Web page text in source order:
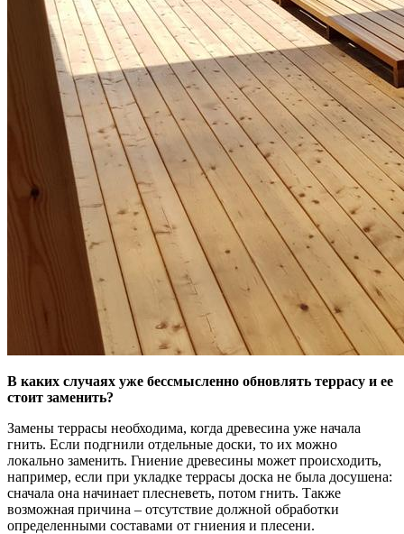
В каких случаях уже бессмысленно обновлять террасу и ее
стоит заменить?
Замены террасы необходима, когда древесина уже начала
гнить. Если подгнили отдельные доски, то их можно
локально заменить. Гниение древесины может происходить,
например, если при укладке террасы доска не была досушена:
сначала она начинает плесневеть, потом гнить. Также
возможная причина – отсутствие должной обработки
определенными составами от гниения и плесени.